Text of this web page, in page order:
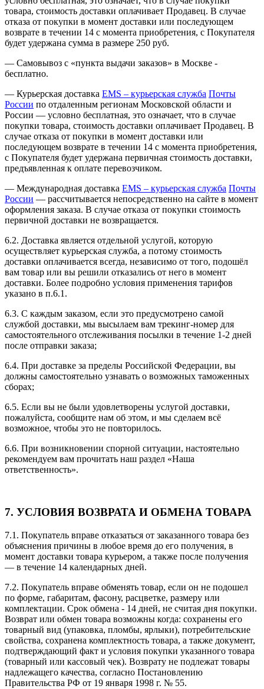
товара, стоимость доставки оплачивает Продавец. В случае
отказа от покупки в момент доставки или последующем
возврате в течении 14 с момента приобретения, с Покупателя
будет удержана сумма в размере 250 руб.
— Самовывоз с «пункта выдачи заказов» в Москве -
бесплатно.
— Курьерская доставка EMS – курьерская служба Почты
России по отдаленным регионам Московской области и
России — условно бесплатная, это означает, что в случае
покупки товара, стоимость доставки оплачивает Продавец. В
случае отказа от покупки в момент доставки или
последующем возврате в течении 14 с момента приобретения,
с Покупателя будет удержана первичная стоимость доставки,
предъявленная к оплате перевозчиком.
— Международная доставка EMS – курьерская служба Почты
России — рассчитывается непосредственно на сайте в момент
оформления заказа. В случае отказа от покупки стоимость
первичной доставки не возвращается.
6.2. Доставка является отдельной услугой, которую
осуществляет курьерская служба, а потому стоимость
доставки оплачивается всегда, независимо от того, подошёл
вам товар или вы решили отказались от него в момент
доставки. Более подробно условия применения тарифов
указано в п.6.1.
6.3. С каждым заказом, если это предусмотрено самой
службой доставки, мы высылаем вам трекинг-номер для
самостоятельного отслеживания посылки в течение 1-2 дней
после отправки заказа;
6.4. При доставке за пределы Российской Федерации, вы
должны самостоятельно узнавать о возможных таможенных
сборах;
6.5. Если вы не были удовлетворены услугой доставки,
пожалуйста, сообщите нам об этом, и мы сделаем всё
возможное, чтобы это не повторилось.
6.6. При возникновении спорной ситуации, настоятельно
рекомендуем вам прочитать наш раздел «Наша
ответственность».
7. УСЛОВИЯ ВОЗВРАТА И ОБМЕНА ТОВАРА
7.1. Покупатель вправе отказаться от заказанного товара без
объяснения причины в любое время до его получения, в
момент доставки товара курьером, а также после получения
— в течение 14 календарных дней.
7.2. Покупатель вправе обменять товар, если он не подошел
по форме, габаритам, фасону, расцветке, размеру или
комплектации. Срок обмена - 14 дней, не считая дня покупки.
Возврат или обмен товара возможны когда: сохранены его
товарный вид (упаковка, пломбы, ярлыки), потребительские
свойства, сохранена комплектность товара, а также документ,
подтверждающий факт и условия покупки указанного товара
(товарный или кассовый чек). Возврату не подлежат товары
надлежащего качества, согласно Постановлению
Правительства РФ от 19 января 1998 г. № 55.